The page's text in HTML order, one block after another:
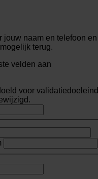
jouw naam en telefoon
terug.
velden aan
voor